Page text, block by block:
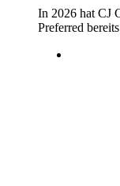
In 2026 hat CJ
Preferred bereits